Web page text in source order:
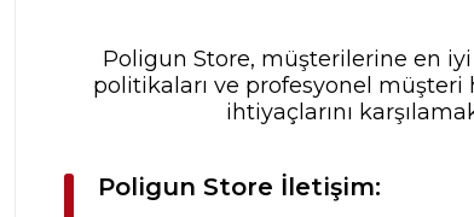
Poligun Store, müşterilerine en
politikaları ve profesyonel müşteri
ihtiyaçlarını
Poligun Store İletişim: